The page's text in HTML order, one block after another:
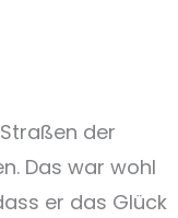
der
Das war wohl
er das Glück